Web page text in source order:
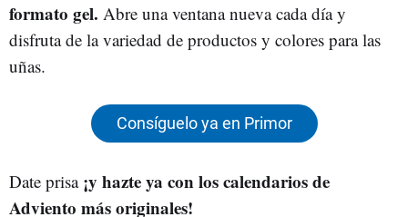
formato gel. Abre una ventana nueva cada día y
disfruta de la variedad de productos y colores para las
uñas.
Consíguelo ya en Primor
Date prisa¡y hazte ya con los calendarios de
Adviento más originales!